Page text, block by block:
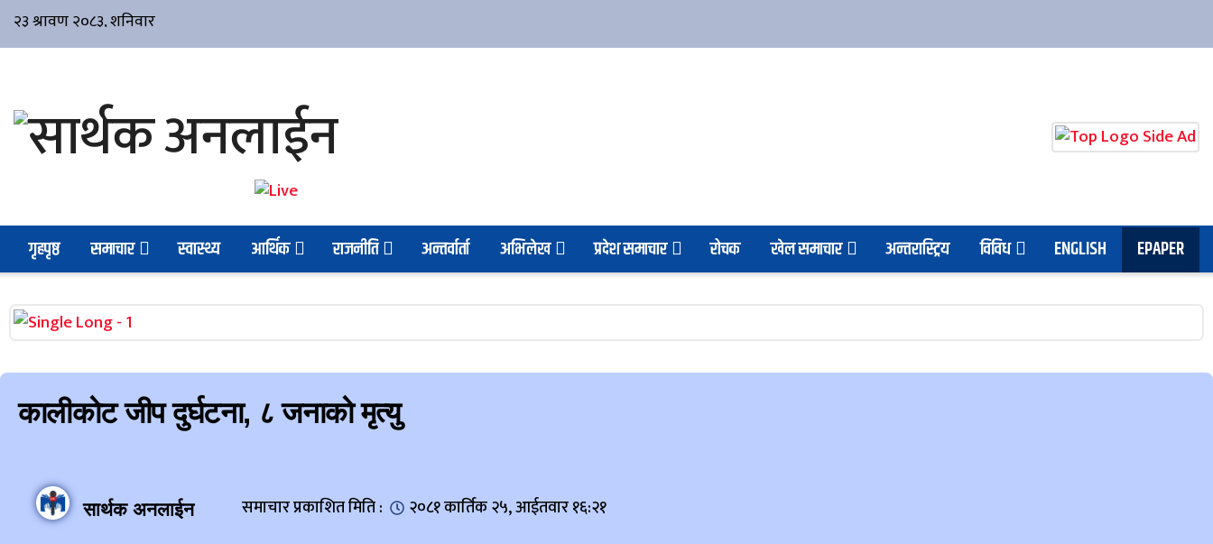
गृहपृष्ठ समाचार स्वास्थ्य आर्थिक राजनीति अन्तर्वार्ता अभिलेख प्रदेश समाचार रोचक खेल समाचार अन्तरास्ट्रिय विविध ENGLISH EPAPER
कालीकोट जीप दुर्घटना, ८ जनाको मृत्यु
सार्थक अनलाईन समाचार प्रकाशित मिति : २०८१ कार्तिक २५, आईतवार १६:२१